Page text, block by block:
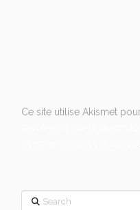
Ce site utilise Akismet
Search